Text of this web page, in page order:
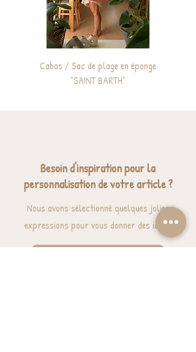
Cabas / Sac de plage en éponge
"SAINT BARTH"
Besoin d'inspiration pour la
personnalisation de votre article ?
Nous avons sélectionné quelques jolies
expressions pour vous donner des idées.